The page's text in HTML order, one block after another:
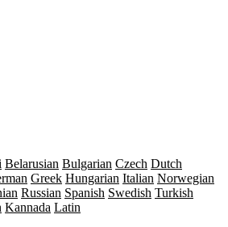
Belarusian Bulgarian Czech Dutch
Greek Hungarian Italian Norwegian
Russian Spanish Swedish Turkish
Kannada Latin